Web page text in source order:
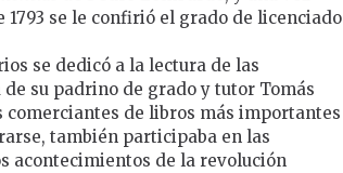
se le confirió el grado de licenciado
se dedicó a la lectura de las
su padrino de grado y tutor Tomás
comerciantes de libros más importantes
también participaba en las
acontecimientos de la revolución